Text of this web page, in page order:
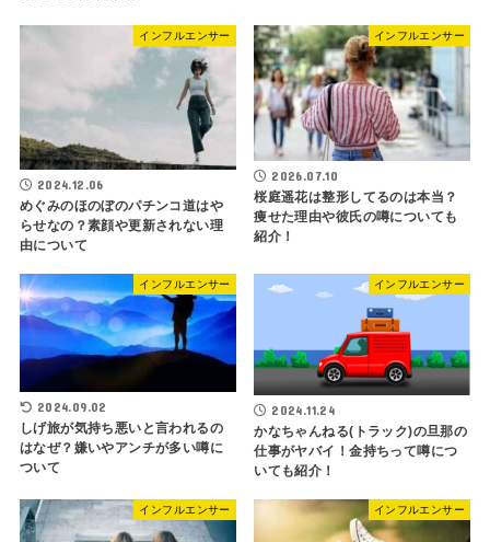
インフルエンサー
2024.12.06
めぐみのほのぼのパチンコ道はや
らせなの？素顔や更新されない理
由について
インフルエンサー
2026.07.10
桜庭遥花は整形してるのは本当？
痩せた理由や彼氏の噂についても
紹介！
インフルエンサー
2024.09.02
しげ旅が気持ち悪いと言われるの
はなぜ？嫌いやアンチが多い噂に
ついて
インフルエンサー
2024.11.24
かなちゃんねる(トラック)の旦那の
仕事がヤバイ！金持ちって噂につ
いても紹介！
インフルエンサー インフルエンサー